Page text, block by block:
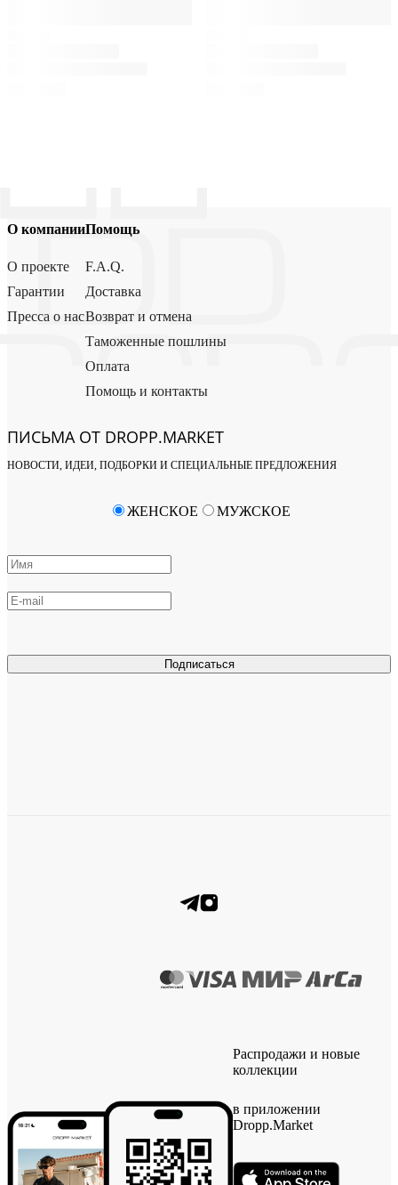
О компании
О проекте
Гарантии
Пресса о нас
Помощь
F.A.Q.
Доставка
Возврат и отмена
Таможенные пошлины
Оплата
Помощь и контакты
ПИСЬМА ОТ DROPP.MARKET
НОВОСТИ, ИДЕИ, ПОДБОРКИ И СПЕЦИАЛЬНЫЕ ПРЕДЛОЖЕНИЯ
Подписаться
ЖЕНСКОЕ МУЖСКОЕ
Распродажи и новые
коллекции
в приложении
Dropp.Market